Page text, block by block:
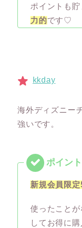
ポイントも貯
力的です♡
kkday
海外ディズニー
強いです。
新規会員限
使ったこと
してお得に購